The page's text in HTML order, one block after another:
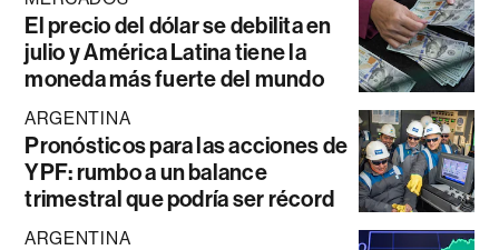
El precio del dólar se debilita en
julio y América Latina tiene la
moneda más fuerte del mundo
ARGENTINA
Pronósticos para las acciones de
YPF: rumbo a un balance
trimestral que podría ser récord
ARGENTINA